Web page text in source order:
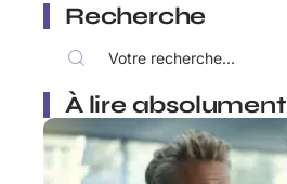
Recherche
À lire absolument